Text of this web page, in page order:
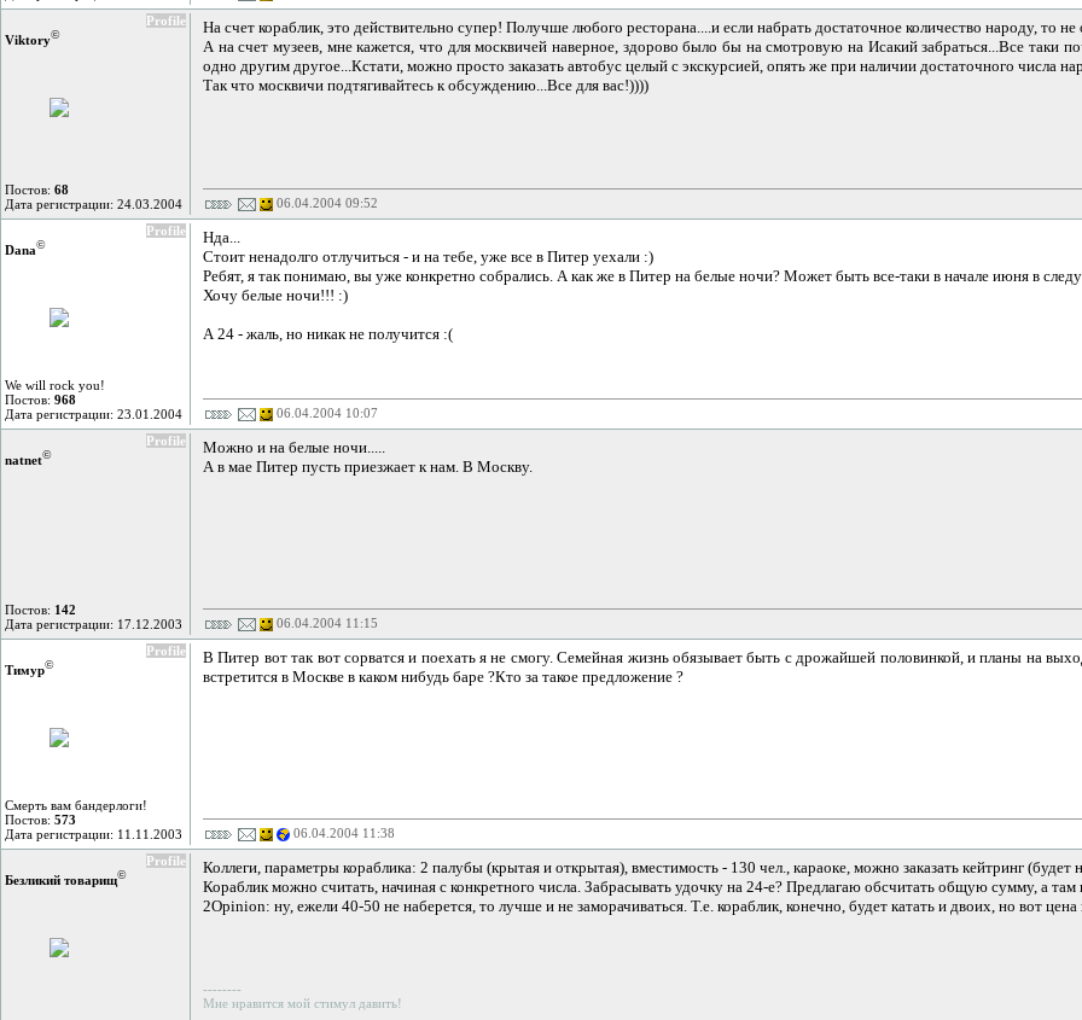
Profile
Viktory©
Постов: 68
Дата регистрации: 24.03.2004
На счет кораблик, это действительно супер! Получше любого ресторана....и если набрать достаточное количество народу, то
А на счет музеев, мне кажется, что для москвичей наверное, здорово было бы на смотровую на Исакий забраться...Все таки
одно другим другое...Кстати, можно просто заказать автобус целый с экскурсией, опять же при наличии достаточного числа
Так что москвичи подтягивайтесь к обсуждению...Все для вас!))))
06.04.2004 09:52
Profile
Dana©
We will rock you!
Постов: 968
Дата регистрации: 23.01.2004
Нда...
Стоит ненадолго отлучиться - и на тебе, уже все в Питер уехали :)
Ребят, я так понимаю, вы уже конкретно собрались. А как же в Питер на белые ночи? Может быть все-таки в начале июня в
Хочу белые ночи!!! :)
А 24 - жаль, но никак не получится :(
06.04.2004 10:07
Profile
natnet©
Постов: 142
Дата регистрации: 17.12.2003
Можно и на белые ночи.....
А в мае Питер пусть приезжает к нам. В Москву.
06.04.2004 11:15
Profile
Тимур©
Смерть вам бандерлоги!
Постов: 573
Дата регистрации: 11.11.2003
В Питер вот так вот сорватся и поехать я не смогу. Семейная жизнь обязывает быть с дрожайшей половинкой, и планы на
встретится в Москве в каком нибудь баре ?Кто за такое предложение ?
06.04.2004 11:38
Profile
Безликий товарищ©
Коллеги, параметры кораблика: 2 палубы (крытая и открытая), вместимость - 130 чел., караоке, можно заказать кейтринг (будет
Кораблик можно считать, начиная с конкретного числа. Забрасывать удочку на 24-е? Предлагаю обсчитать общую сумму, а
2Opinion: ну, ежели 40-50 не наберется, то лучше и не заморачиваться. Т.е. кораблик, конечно, будет катать и двоих, но вот цена
--------
Мне нравится мой стимул давить!